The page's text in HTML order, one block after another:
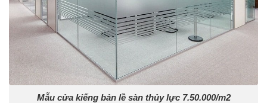
Mẫu cửa kiếng bản lề sàn thủy lực 7.50.000/m2